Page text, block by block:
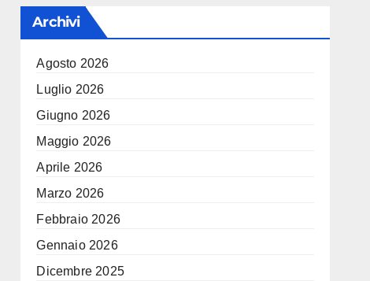
Archivi
Agosto 2026
Luglio 2026
Giugno 2026
Maggio 2026
Aprile 2026
Marzo 2026
Febbraio 2026
Gennaio 2026
Dicembre 2025